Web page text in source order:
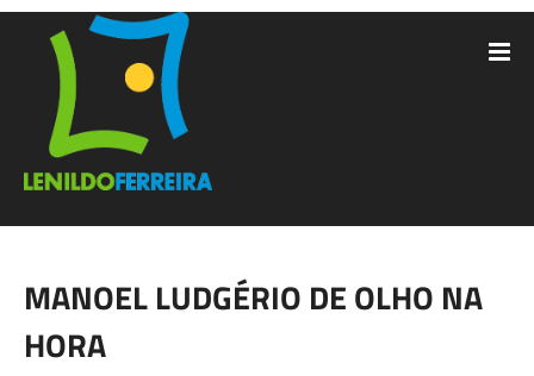
MANOEL LUDGÉRIO DE OLHO NA
HORA